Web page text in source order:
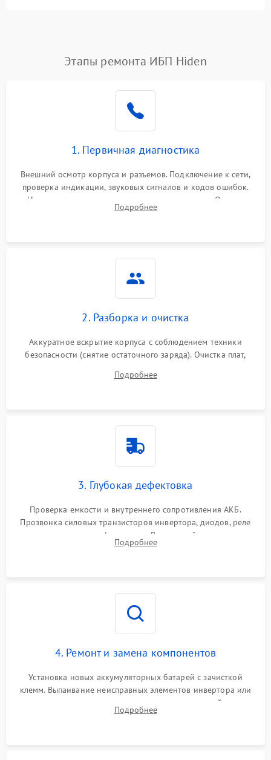
Этапы ремонта ИБП Hiden
1. Первичная диагностика
Внешний осмотр корпуса и разъемов. Подключение к сети,
проверка индикации, звуковых сигналов и кодов ошибок.
Измерение входного и выходного напряжения. Оценка
реакции ИБП на отключение основного питания без
Подробнее
2. Разборка и очистка
Аккуратное вскрытие корпуса с соблюдением техники
безопасности (снятие остаточного заряда). Очистка плат,
и кистей для предотвращения перегрева и замыканий.
Подробнее
3. Глубокая дефектовка
Проверка емкости и внутреннего сопротивления АКБ.
Прозвонка силовых транзисторов инвертора, диодов, реле
переключения и трансформатора. Визуальный поиск вздутых
конденсаторов и прогаров на печатной плате.
Подробнее
4. Ремонт и замена компонентов
Установка новых аккумуляторных батарей с зачисткой
клемм. Выпаивание неисправных элементов инвертора или
цепи зарядки и монтаж новых радиодеталей.
Восстановление поврежденных токоведущих дорожек и
Подробнее